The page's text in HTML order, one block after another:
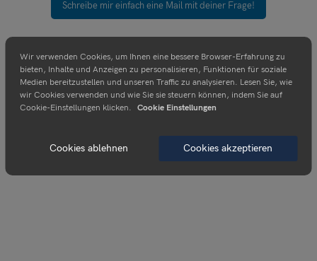
Schreibe mir einfach eine Mail mit deiner Frage!
austragen, wenn du keine weiteren E-Mails erhalten möchtest.
Wir verwenden Cookies, um Ihnen eine bessere Browser-Erfahrung zu
bieten, Inhalte und Anzeigen zu personalisieren, Funktionen für soziale
Medien bereitzustellen und unseren Traffic zu analysieren. Lesen Sie, wie
wir Cookies verwenden und wie Sie sie steuern können, indem Sie auf
Cookie-Einstellungen klicken. Cookie Einstellungen
Cookies ablehnen Cookies akzeptieren